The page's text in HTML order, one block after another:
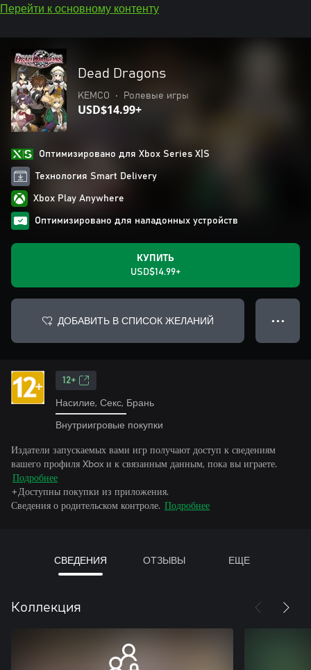
Перейти к основному контенту
Dead Dragons
KEMCO • Ролевые игры
USD$14.99+
Оптимизировано для Xbox Series X|S
Технология Smart Delivery
Xbox Play Anywhere
Оптимизировано для наладонных устройств
КУПИТЬ
USD$14.99+
ДОБАВИТЬ В СПИСОК ЖЕЛАНИЙ ● ● ●
12+
Насилие, Секс, Брань
Внутриигровые покупки
Издатели запускаемых вами игр получают доступ к сведениям
вашего профиля Xbox и к связанным данным, пока вы играете.
Подробнее
+Доступны покупки из приложения.
Сведения о родительском контроле. Подробнее
СВЕДЕНИЯ ОТЗЫВЫ ЕЩЕ
Коллекция